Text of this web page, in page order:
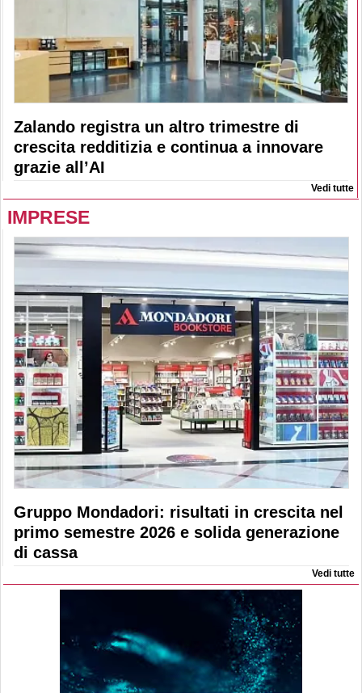
Zalando registra un altro trimestre di
crescita redditizia e continua a innovare
grazie all’AI
Vedi tutte
IMPRESE
Gruppo Mondadori: risultati in crescita nel
primo semestre 2026 e solida generazione
di cassa
Vedi tutte